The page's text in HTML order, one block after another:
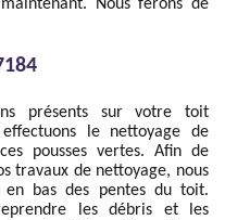
Nous ferons de
présents sur votre toit
le nettoyage de
pousses vertes. Afin de
travaux de nettoyage, nous
en bas des pentes du toit.
les débris et les